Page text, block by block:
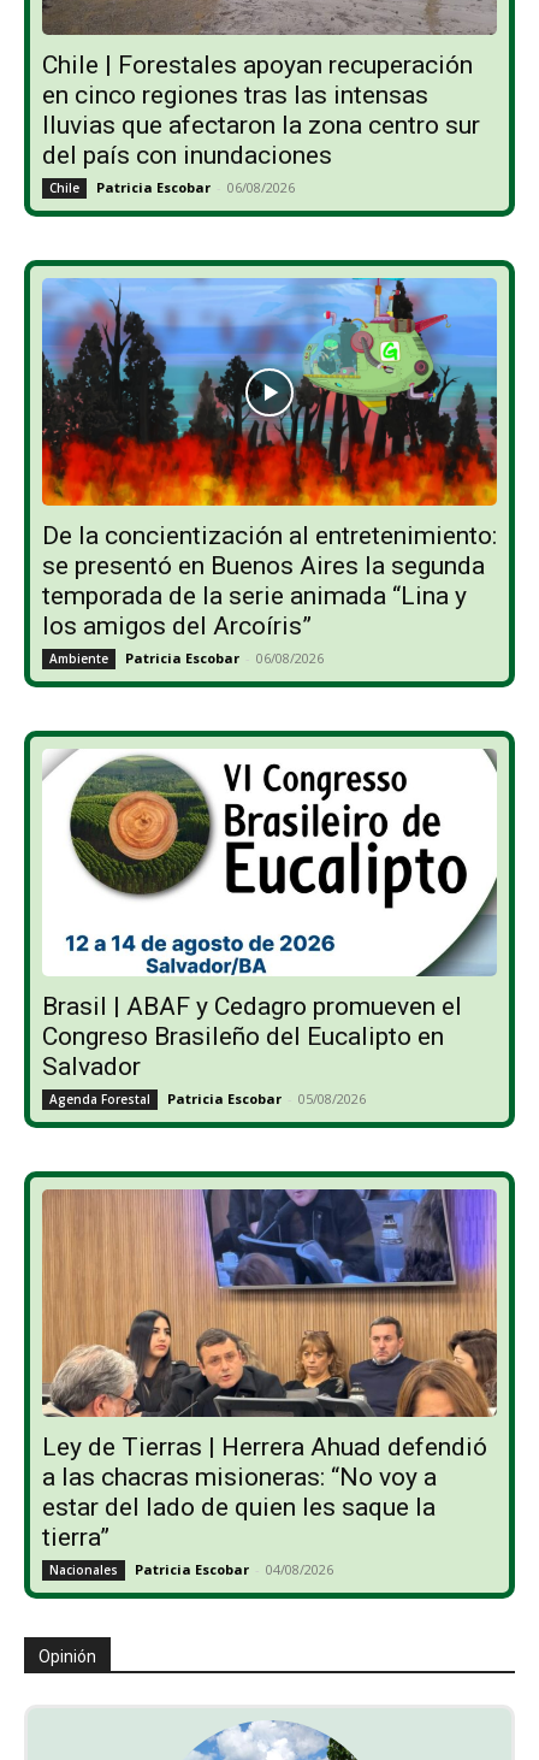
Chile | Forestales apoyan recuperación
en cinco regiones tras las intensas
lluvias que afectaron la zona centro sur
del país con inundaciones
Chile Patricia Escobar - 06/08/2026
De la concientización al entretenimiento:
se presentó en Buenos Aires la segunda
temporada de la serie animada “Lina y
los amigos del Arcoíris”
Ambiente Patricia Escobar - 06/08/2026
Brasil | ABAF y Cedagro promueven el
Congreso Brasileño del Eucalipto en
Salvador
Agenda Forestal Patricia Escobar - 05/08/2026
Ley de Tierras | Herrera Ahuad defendió
a las chacras misioneras: “No voy a
estar del lado de quien les saque la
tierra”
Nacionales Patricia Escobar - 04/08/2026
Opinión